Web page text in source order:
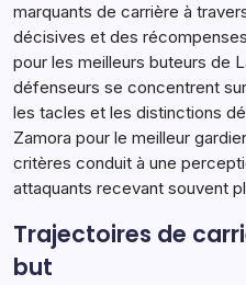
marquants de carrière à
décisives et des
pour les meilleurs buteurs de
défenseurs se concentrent
les tacles et les distinctions
Zamora pour le meilleur
critères conduit à une
attaquants recevant souvent
Trajectoires de
but